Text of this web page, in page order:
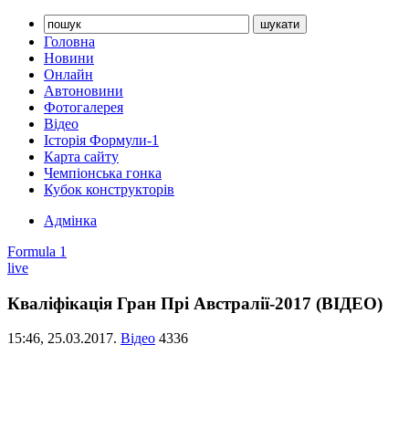
Головна
Новини
Онлайн
Автоновини
Фотогалерея
Відео
Історія Формули-1
Карта сайту
Чемпіонська гонка
Кубок конструкторів
Адмінка
Formula 1
live
Кваліфікація Гран Прі Австралії-2017 (ВІДЕО)
15:46, 25.03.2017. Відео 4336